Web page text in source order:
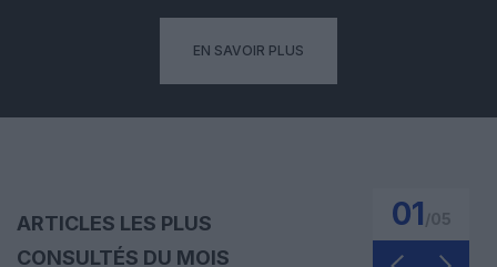
EN SAVOIR PLUS
ARTICLES LES PLUS
CONSULTÉS DU MOIS
01